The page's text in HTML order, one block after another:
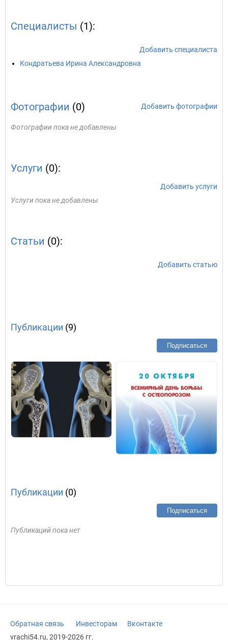
Специалисты (1):
Добавить специалиста
Кондратьева Ирина Александровна
Фотографии (0) Добавить фотографии
Фотографии пока не добавлены
Услуги (0):
Добавить услуги
Услуги пока не добавлены
Статьи (0):
Добавить статью
Публикации (9)
Подписаться
Публикации (0)
Подписаться
Публикаций пока нет
Обратная связь Инвесторам
Вконтакте
vrachi54.ru, 2019-2026 гг.